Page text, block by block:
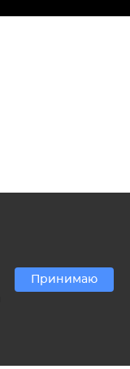
Принимаю